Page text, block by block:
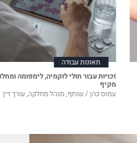
תאונות עבודה
זכויות עבור חולי לוקמיה, לימפומה
מקיף
עמוס כהן / שותף, מנהל מחלקה, עורך דין